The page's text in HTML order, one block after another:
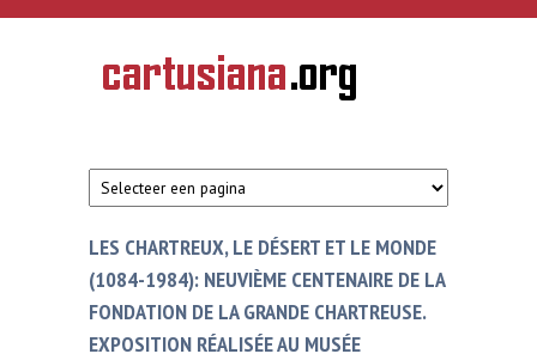
Overslaan en naar de inhoud gaan
CARTUSIANA
Geschiedenis
van de
LES CHARTREUX, LE DÉSERT ET LE MONDE
(1084-1984): NEUVIÈME CENTENAIRE DE LA
FONDATION DE LA GRANDE CHARTREUSE.
EXPOSITION RÉALISÉE AU MUSÉE